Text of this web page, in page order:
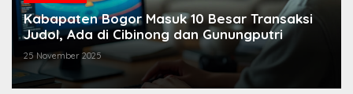
Kabapaten Bogor Masuk 10 Besar Transaksi
Judol, Ada di Cibinong dan Gunungputri
25 November 2025